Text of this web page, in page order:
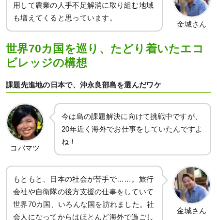
用して農業の人手不足解消に取り組む地域
も増えてくると思っています。
金城さん
世界70カ国を巡り、たどり着いたエコ
ビレッジの構想
課題先進地の日本で、沖永良部島を選んだワケ
コバマツ
今は島の課題解決に向けて挑戦中ですが、
20年近く海外でお仕事をしていたんですよ
ね！
もともと、日本の社会が苦手で……。旅行
会社や自衛隊の後方支援の仕事をしていて
世界70カ国、いろんな国を訪れました。社
会人になってからはほとんど海外で過ごし
金城さん